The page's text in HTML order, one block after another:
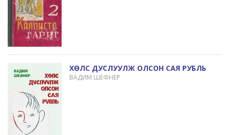
ХӨЛС ДУСЛУУЛЖ ОЛСОН САЯ РУБЛЬ
ВАДИМ ШЕФНЕР